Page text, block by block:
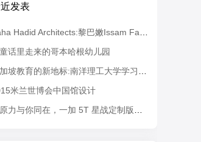
发表
Hadid Architects:黎巴嫩Issam Fares国际关系学院
话里走来的哥本哈根幼儿园
坡教育的新地标:南洋理工大学学习中心
米兰世博会中国馆设计
力与你同在，一加 5T 星战定制版开箱